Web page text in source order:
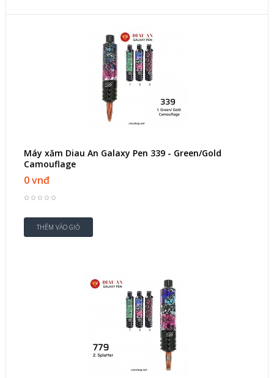
Máy xăm Diau An Galaxy Pen 339 - Green/Gold
Camouflage
0 vnđ